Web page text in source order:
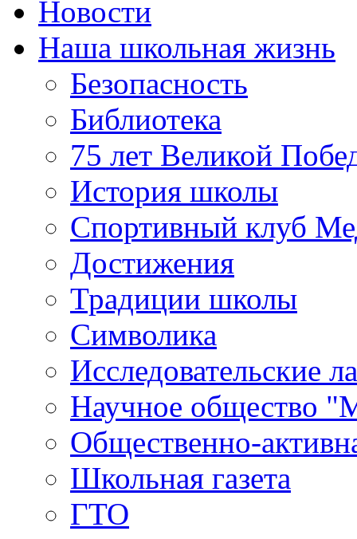
Новости
Наша школьная жизнь
Безопасность
Библиотека
75 лет Великой
История школы
Спортивный клуб
Достижения
Традиции школы
Символика
Исследовательские
Научное общество
Общественно-
Школьная газета
ГТО